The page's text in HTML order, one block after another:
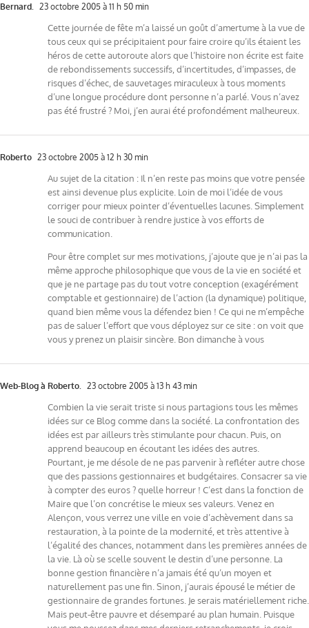
Bernard. 23 octobre 2005 à 11 h 50 min
Cette journée de fête m’a laissé un goût d’amertume à la vue de
tous ceux qui se précipitaient pour faire croire qu’ils étaient les
héros de cette autoroute alors que l’histoire non écrite est faite
de rebondissements successifs, d’incertitudes, d’impasses, de
risques d’échec, de sauvetages miraculeux à tous moments
d’une longue procédure dont personne n’a parlé. Vous n’avez
pas été frustré ? Moi, j’en aurai été profondément malheureux.
Roberto 23 octobre 2005 à 12 h 30 min
Au sujet de la citation : Il n’en reste pas moins que votre pensée
est ainsi devenue plus explicite. Loin de moi l’idée de vous
corriger pour mieux pointer d’éventuelles lacunes. Simplement
le souci de contribuer à rendre justice à vos efforts de
communication.
Pour être complet sur mes motivations, j’ajoute que je n’ai pas la
même approche philosophique que vous de la vie en société et
que je ne partage pas du tout votre conception (exagérément
comptable et gestionnaire) de l’action (la dynamique) politique,
quand bien même vous la défendez bien ! Ce qui ne m’empêche
pas de saluer l’effort que vous déployez sur ce site : on voit que
vous y prenez un plaisir sincère. Bon dimanche à vous
Web-Blog à Roberto. 23 octobre 2005 à 13 h 43 min
Combien la vie serait triste si nous partagions tous les mêmes
idées sur ce Blog comme dans la société. La confrontation des
idées est par ailleurs très stimulante pour chacun. Puis, on
apprend beaucoup en écoutant les idées des autres.
Pourtant, je me désole de ne pas parvenir à refléter autre chose
que des passions gestionnaires et budgétaires. Consacrer sa vie
à compter des euros ? quelle horreur ! C’est dans la fonction de
Maire que l’on concrétise le mieux ses valeurs. Venez en
Alençon, vous verrez une ville en voie d’achèvement dans sa
restauration, à la pointe de la modernité, et très attentive à
l’égalité des chances, notamment dans les premières années de
la vie. Là où se scelle souvent le destin d’une personne. La
bonne gestion financière n’a jamais été qu’un moyen et
naturellement pas une fin. Sinon, j’aurais épousé le métier de
gestionnaire de grandes fortunes. Je serais matériellement riche.
Mais peut-être pauvre et désemparé au plan humain. Puisque